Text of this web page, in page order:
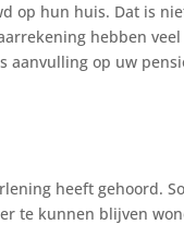
op hun huis. Dat is
hebben veel
aanvulling op uw
heeft gehoord.
te kunnen blijven